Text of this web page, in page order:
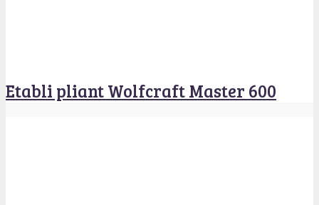
Etabli pliant Wolfcraft Master 600